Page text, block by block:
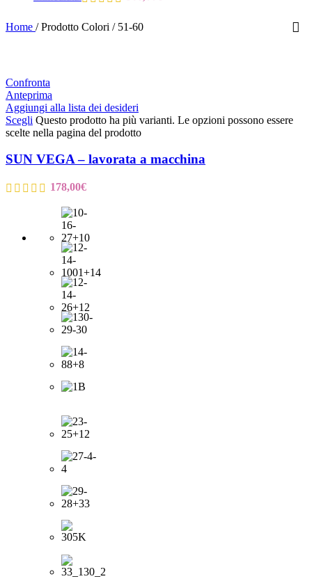
Home / Prodotto Colori / 51-60
Confronta
Anteprima
Aggiungi alla lista dei desideri
Scegli Questo prodotto ha più varianti. Le opzioni possono essere
scelte nella pagina del prodotto
SUN VEGA – lavorata a macchina
178,00€